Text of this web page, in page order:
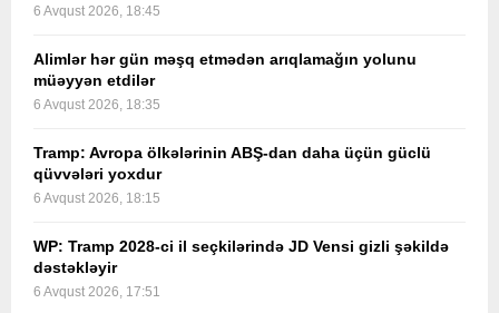
6 Avqust 2026, 18:45
Alimlər hər gün məşq etmədən arıqlamağın yolunu
müəyyən etdilər
6 Avqust 2026, 18:35
Tramp: Avropa ölkələrinin ABŞ-dan daha üçün güclü
qüvvələri yoxdur
6 Avqust 2026, 18:15
WP: Tramp 2028-ci il seçkilərində JD Vensi gizli şəkildə
dəstəkləyir
6 Avqust 2026, 17:51